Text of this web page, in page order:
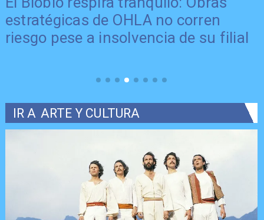
estratégicas de OHLA no corren
riesgo pese a insolvencia de su filial
IR A ARTE Y CULTURA